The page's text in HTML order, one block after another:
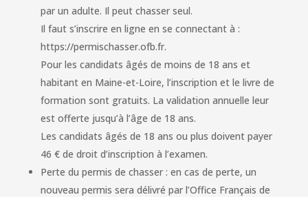
par un adulte. Il peut chasser seul.
Il faut s’inscrire en ligne en se connectant à :
https://permischasser.ofb.fr.
Pour les candidats âgés de moins de 18 ans et
habitant en Maine-et-Loire, l’inscription et le livre de
formation sont gratuits. La validation annuelle leur
est offerte jusqu’à l’âge de 18 ans.
Les candidats âgés de 18 ans ou plus doivent payer
46 € de droit d’inscription à l’examen.
Perte du permis de chasser : en cas de perte, un
nouveau permis sera délivré par l’Office Français de